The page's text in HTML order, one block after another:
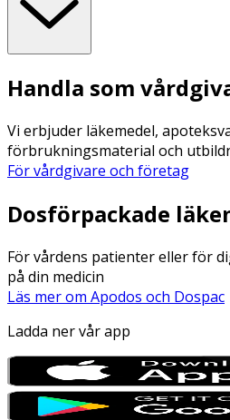
Handla som
Vi erbjuder läkemedel,
förbrukningsmaterial och
För vårdgivare och företag
Dosförpackade
För vårdens patienter eller för
på din medicin
Läs mer om Apodos och Dospac
Ladda ner vår app